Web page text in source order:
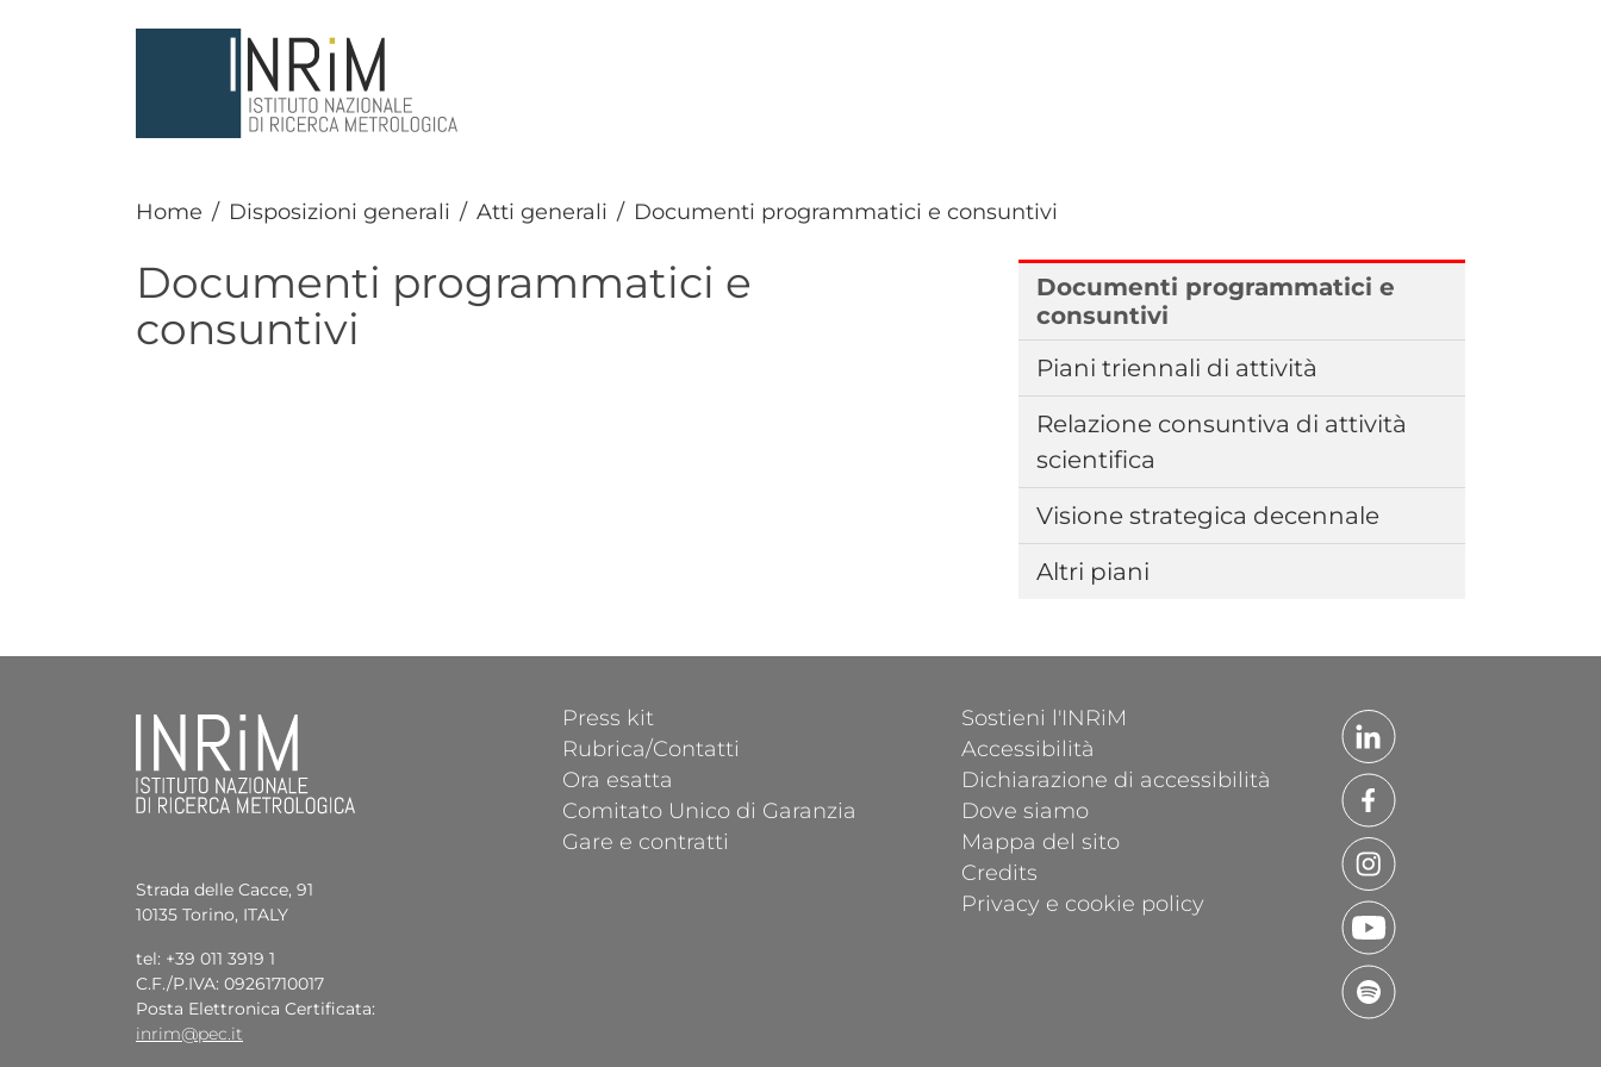
Home Disposizioni generali Atti generali Documenti programmatici e consuntivi
Documenti programmatici e
consuntivi
Documenti programmatici e
consuntivi
Piani triennali di attività
Relazione consuntiva di attività
scientifica
Visione strategica decennale
Altri piani
Strada delle Cacce, 91
10135 Torino, ITALY
tel: +39 011 3919 1
C.F./P.IVA: 09261710017
Posta Elettronica Certificata:
inrim@pec.it
FOOTER 1
Press kit
Rubrica/Contatti
Ora esatta
Comitato Unico di Garanzia
Gare e contratti
FOOTER 2
Sostieni l'INRiM
Accessibilità
Dichiarazione di accessibilità
Dove siamo
Mappa del sito
Credits
Privacy e cookie policy